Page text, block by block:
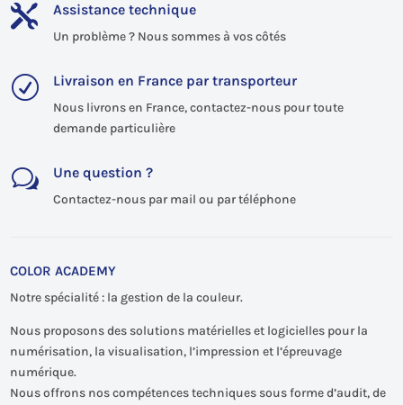
 Assistance technique
Un problème ? Nous sommes à vos côtés
R Livraison en France par transporteur
Nous livrons en France, contactez-nous pour toute
demande particulière
w Une question ?
Contactez-nous par mail ou par téléphone
COLOR ACADEMY
Notre spécialité : la gestion de la couleur.
Nous proposons des solutions matérielles et logicielles pour la
numérisation, la visualisation, l’impression et l’épreuvage
numérique.
Nous offrons nos compétences techniques sous forme d’audit, de